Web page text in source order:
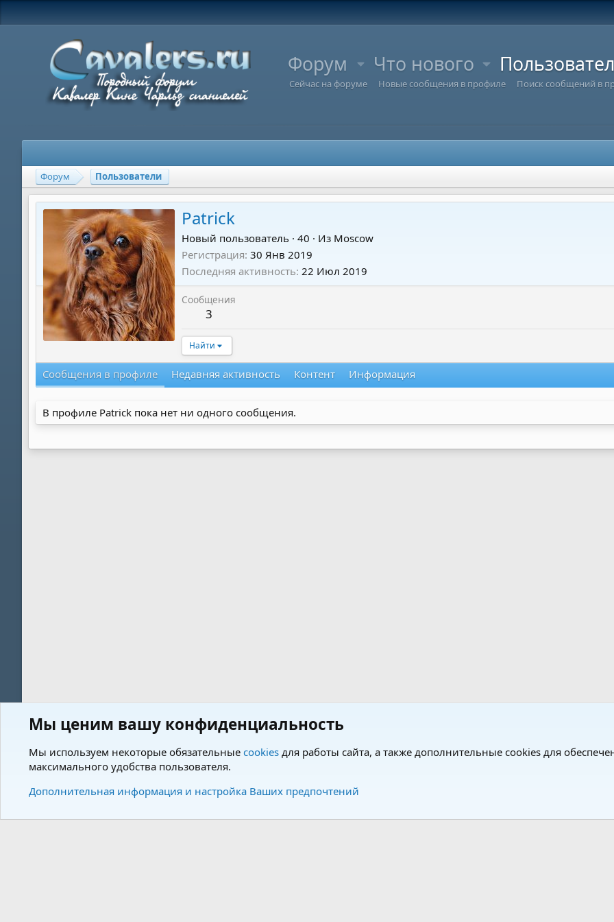
Форум Что нового
Сейчас на форуме Новые сообщения в профиле Поиск сообщений в
Форум Пользователи
Patrick
Новый пользователь · 40 · Из Moscow
Регистрация 30 Янв 2019
Последняя активность 22 Июл 2019
Сообщения
3
Найти
Сообщения в профиле Недавняя активность Контент Информация
В профиле Patrick пока нет ни одного сообщения.
Мы ценим вашу конфиденциальность
Мы используем некоторые обязательные cookies для работы сайта, а также дополнительные cookies для
максимального удобства пользователя.
Дополнительная информация и настройка Ваших предпочтений